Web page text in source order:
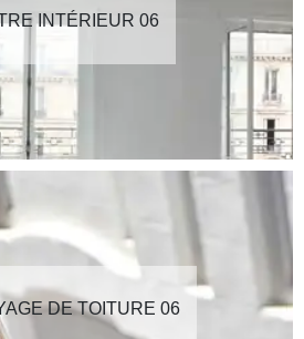
INTÉRIEUR 06
DE TOITURE 06